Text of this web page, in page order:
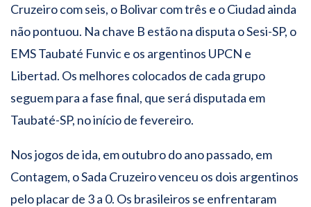
Cruzeiro com seis, o Bolivar com três e o Ciudad ainda
não pontuou. Na chave B estão na disputa o Sesi-SP, o
EMS Taubaté Funvic e os argentinos UPCN e
Libertad. Os melhores colocados de cada grupo
seguem para a fase final, que será disputada em
Taubaté-SP, no início de fevereiro.
Nos jogos de ida, em outubro do ano passado, em
Contagem, o Sada Cruzeiro venceu os dois argentinos
pelo placar de 3 a 0. Os brasileiros se enfrentaram